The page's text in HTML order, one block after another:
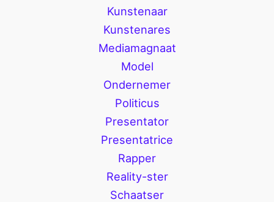
Kunstenaar
Kunstenares
Mediamagnaat
Model
Ondernemer
Politicus
Presentator
Presentatrice
Rapper
Reality-ster
Schaatser